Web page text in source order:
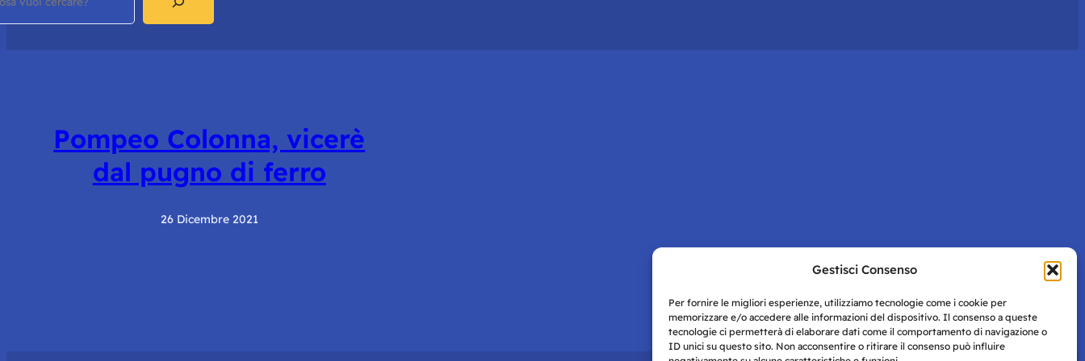
Gestisci Consenso
Per fornire le migliori esperienze, utilizziamo tecnologie come i cookie per
memorizzare e/o accedere alle informazioni del dispositivo. Il consenso a queste
tecnologie ci permetterà di elaborare dati come il comportamento di navigazione o
ID unici su questo sito. Non acconsentire o ritirare il consenso può influire
Pompeo Colonna, vicerè
dal pugno di ferro
26 Dicembre 2021